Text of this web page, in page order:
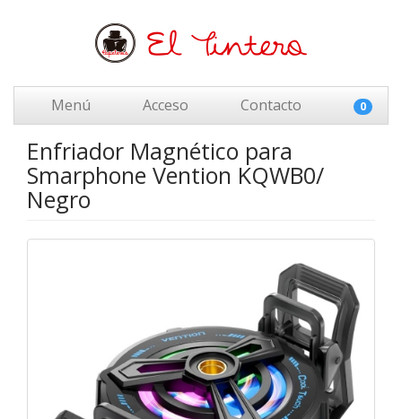
Menú Acceso Contacto 0
Enfriador Magnético para
Smarphone Vention KQWB0/
Negro